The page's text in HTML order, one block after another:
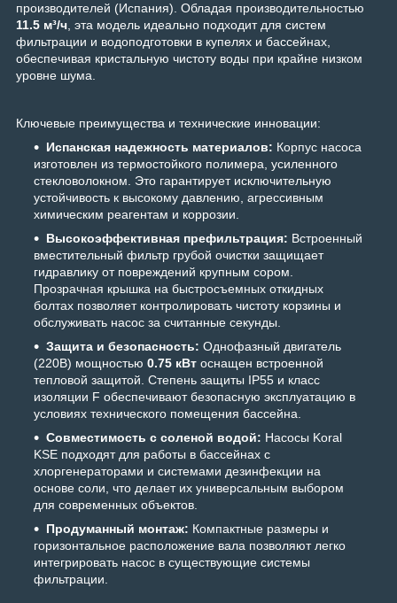
производителей (Испания). Обладая производительностью
11.5 м³/ч, эта модель идеально подходит для систем
фильтрации и водоподготовки в купелях и бассейнах,
обеспечивая кристальную чистоту воды при крайне низком
уровне шума.
Ключевые преимущества и технические инновации:
Испанская надежность материалов: Корпус насоса
изготовлен из термостойкого полимера, усиленного
стекловолокном. Это гарантирует исключительную
устойчивость к высокому давлению, агрессивным
химическим реагентам и коррозии.
Высокоэффективная префильтрация: Встроенный
вместительный фильтр грубой очистки защищает
гидравлику от повреждений крупным сором.
Прозрачная крышка на быстросъемных откидных
болтах позволяет контролировать чистоту корзины и
обслуживать насос за считанные секунды.
Защита и безопасность: Однофазный двигатель
(220В) мощностью 0.75 кВт оснащен встроенной
тепловой защитой. Степень защиты IP55 и класс
изоляции F обеспечивают безопасную эксплуатацию в
условиях технического помещения бассейна.
Совместимость с соленой водой: Насосы Koral
KSE подходят для работы в бассейнах с
хлоргенераторами и системами дезинфекции на
основе соли, что делает их универсальным выбором
для современных объектов.
Продуманный монтаж: Компактные размеры и
горизонтальное расположение вала позволяют легко
интегрировать насос в существующие системы
фильтрации.